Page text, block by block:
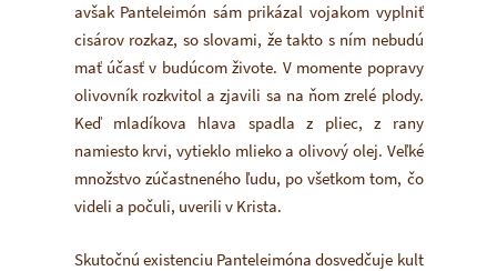
avšak Panteleimón sám prikázal vojakom vyplniť
cisárov rozkaz, so slovami, že takto s ním nebudú
mať účasť v budúcom živote. V momente popravy
olivovník rozkvitol a zjavili sa na ňom zrelé plody.
Keď mladíkova hlava spadla z pliec, z rany
namiesto krvi, vytieklo mlieko a olivový olej. Veľké
množstvo zúčastneného ľudu, po všetkom tom, čo
videli a počuli, uverili v Krista.
Skutočnú existenciu Panteleimóna dosvedčuje kult